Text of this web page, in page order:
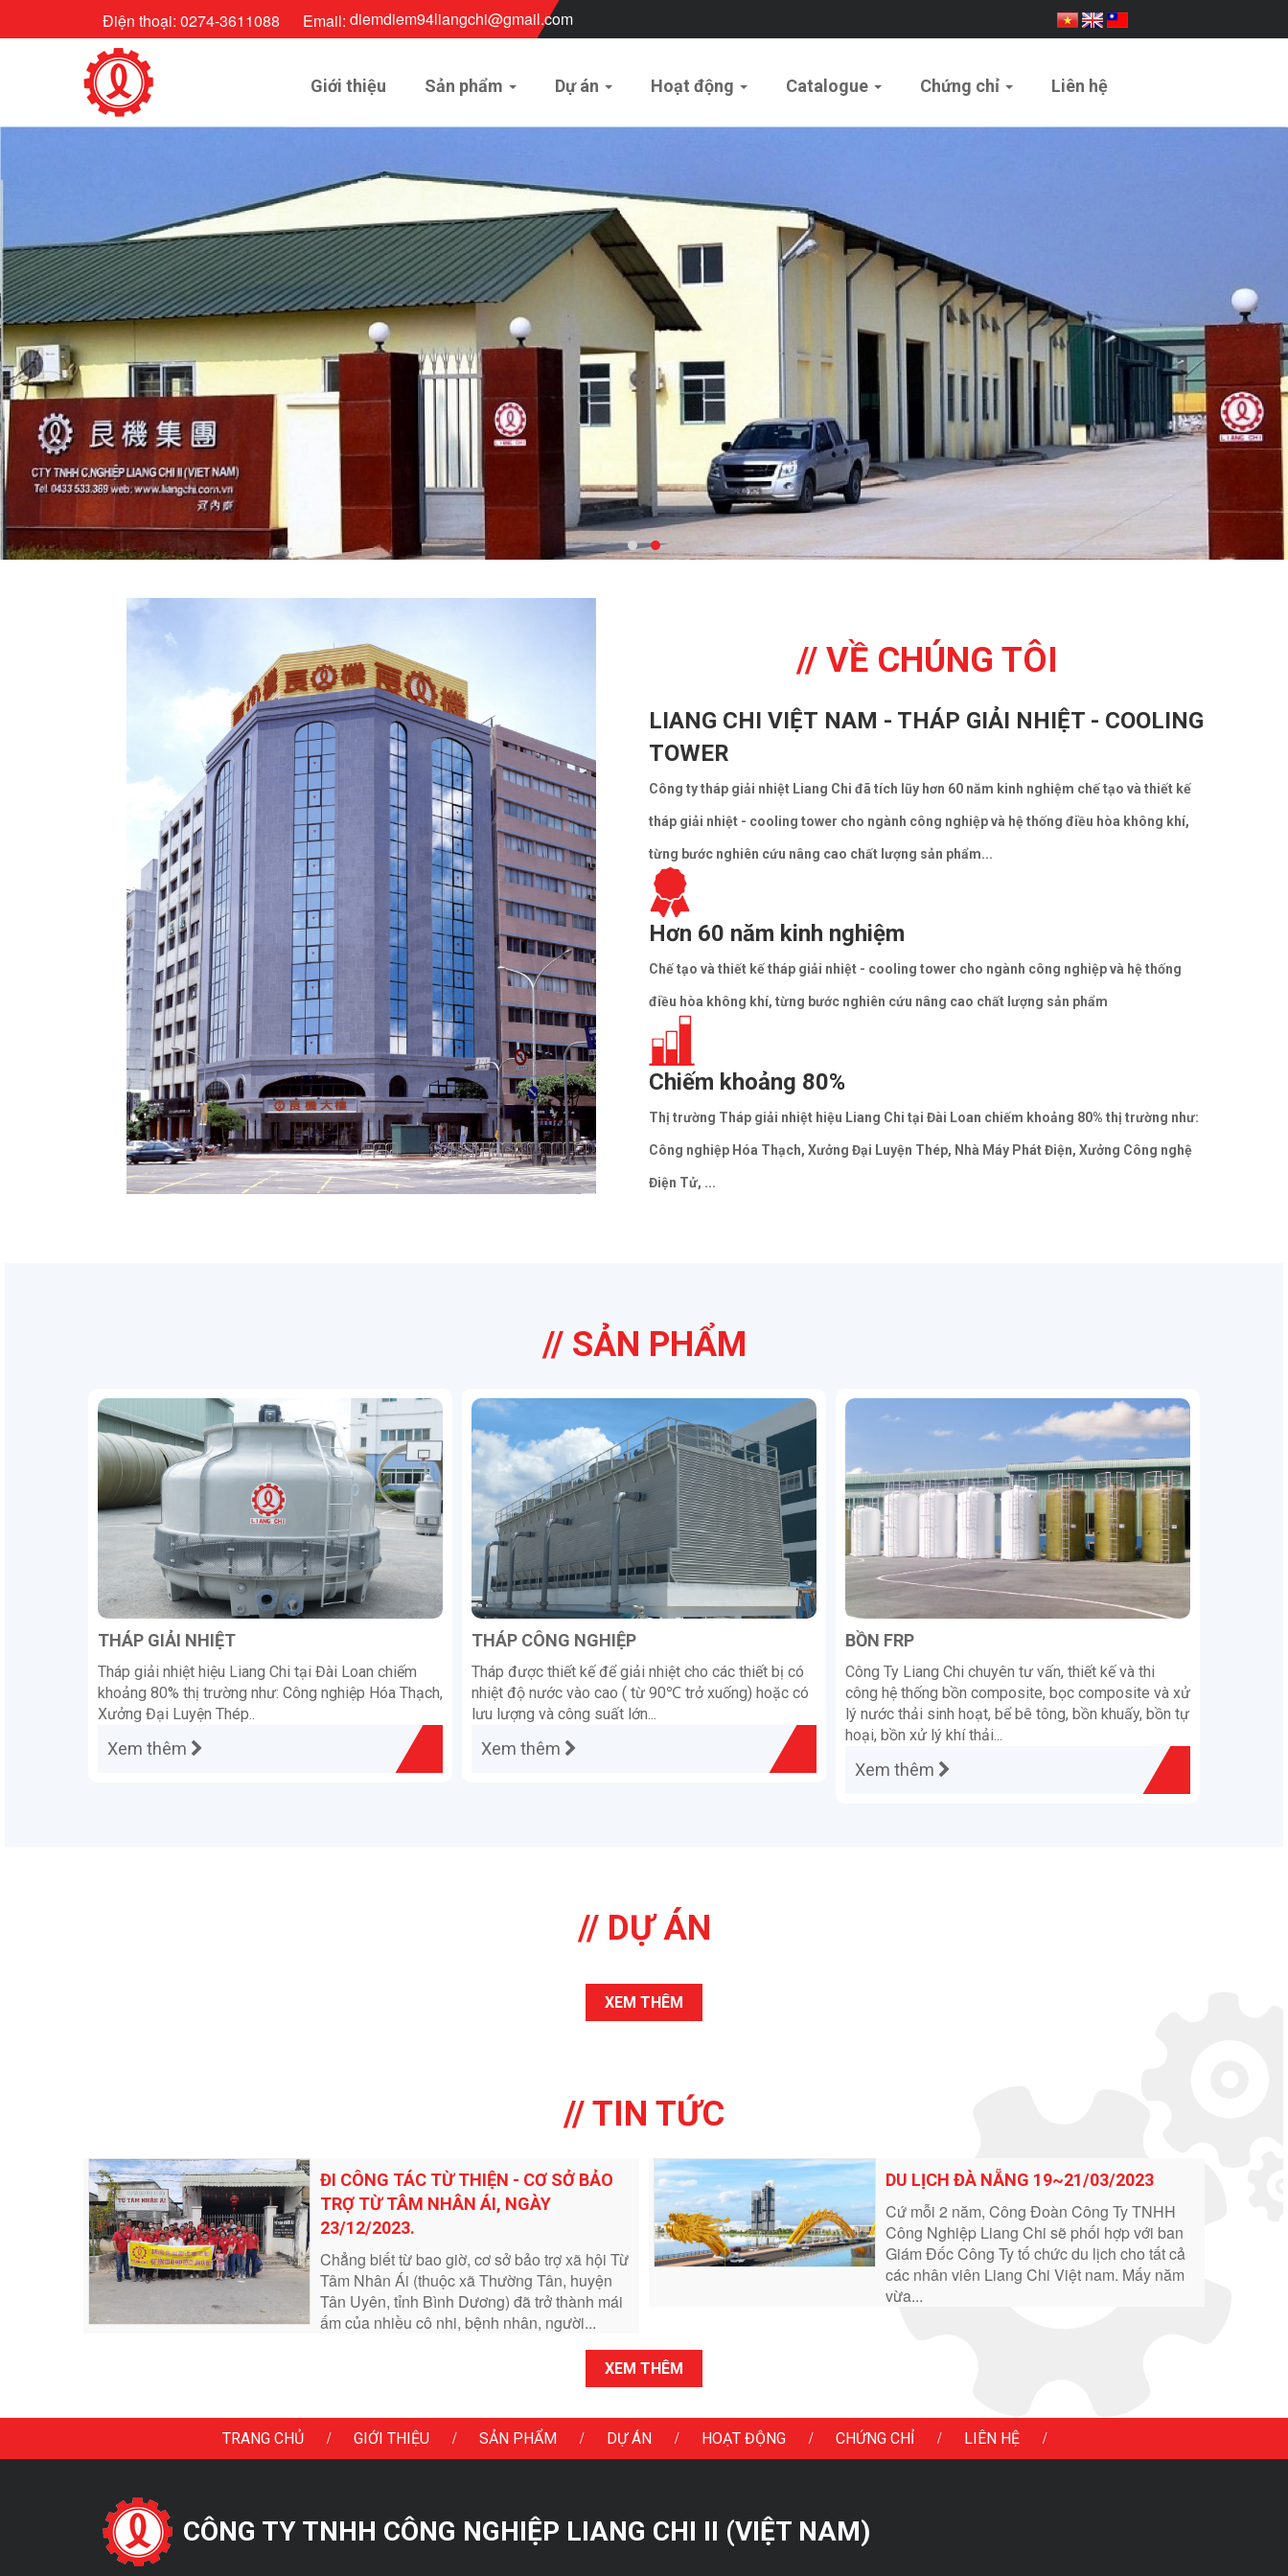
Điện thoại: 0274-3611088 Email: diemdiem94liangchi@gmail.com
Giới thiệu Sản phẩm Dự án Hoạt động Catalogue Chứng chỉ Liên hệ
// VỀ CHÚNG TÔI
LIANG CHI VIỆT NAM - THÁP GIẢI NHIỆT - COOLING
TOWER
Công ty tháp giải nhiệt Liang Chi đã tích lũy hơn 60 năm kinh nghiệm chế tạo và thiết kế
tháp giải nhiệt - cooling tower cho ngành công nghiệp và hệ thống điều hòa không khí,
từng bước nghiên cứu nâng cao chất lượng sản phẩm...
Hơn 60 năm kinh nghiệm
Chế tạo và thiết kế tháp giải nhiệt - cooling tower cho ngành công nghiệp và hệ thống
điều hòa không khí, từng bước nghiên cứu nâng cao chất lượng sản phẩm
Chiếm khoảng 80%
Thị trường Tháp giải nhiệt hiệu Liang Chi tại Đài Loan chiếm khoảng 80% thị trường như:
Công nghiệp Hóa Thạch, Xưởng Đại Luyện Thép, Nhà Máy Phát Điện, Xưởng Công nghệ
Điện Tử, ...
// SẢN PHẨM
THÁP GIẢI NHIỆT
Tháp giải nhiệt hiệu Liang Chi tại Đài Loan chiếm
khoảng 80% thị trường như: Công nghiệp Hóa Thạch,
Xưởng Đại Luyện Thép..
Xem thêm
THÁP CÔNG NGHIỆP
Tháp được thiết kế để giải nhiệt cho các thiết bị có
nhiệt độ nước vào cao ( từ 90℃ trở xuống) hoặc có
lưu lượng và công suất lớn...
Xem thêm
BỒN FRP
Công Ty Liang Chi chuyên tư vấn, thiết kế và thi
công hệ thống bồn composite, bọc composite và xử
lý nước thải sinh hoạt, bể bê tông, bồn khuấy, bồn tự
hoại, bồn xử lý khí thải...
Xem thêm
// DỰ ÁN
XEM THÊM
// TIN TỨC
ĐI CÔNG TÁC TỪ THIỆN - CƠ SỞ BẢO
TRỢ TỪ TÂM NHÂN ÁI, NGÀY
23/12/2023.
Chẳng biết từ bao giờ, cơ sở bảo trợ xã hội Từ
Tâm Nhân Ái (thuộc xã Thường Tân, huyện
Tân Uyên, tỉnh Bình Dương) đã trở thành mái
ấm của nhiều cô nhi, bệnh nhân, người...
DU LỊCH ĐÀ NẴNG 19~21/03/2023
Cứ mỗi 2 năm, Công Đoàn Công Ty TNHH
Công Nghiệp Liang Chi sẽ phối hợp với ban
Giám Đốc Công Ty tố chức du lịch cho tất cả
các nhân viên Liang Chi Việt nam. Mấy năm
vừa...
XEM THÊM
TRANG CHỦ / GIỚI THIỆU / SẢN PHẨM / DỰ ÁN / HOẠT ĐỘNG / CHỨNG CHỈ / LIÊN HỆ /
CÔNG TY TNHH CÔNG NGHIỆP LIANG CHI II (VIỆT NAM)